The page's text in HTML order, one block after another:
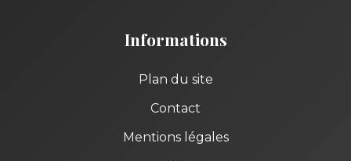
Informations
Plan du site
Contact
Mentions légales